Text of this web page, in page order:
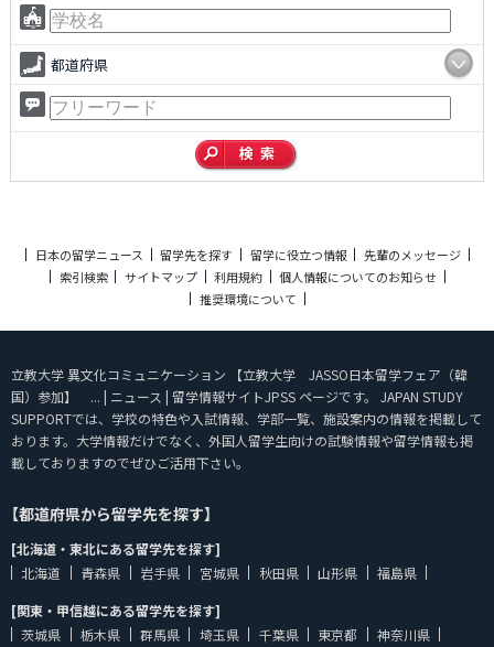
都道府県
日本の留学ニュース 留学先を探す 留学に役立つ情報
先輩のメッセージ
索引検索
サイトマップ 利用規約
個人情報についてのお知らせ
推奨環境について
立教大学 異文化コミュニケーション 【立教大学 JASSO日本留学フェア（韓
国）参加】 ... | ニュース | 留学情報サイトJPSS ページです。 JAPAN STUDY
SUPPORTでは、学校の特色や入試情報、学部一覧、施設案内の情報を掲載して
おります。大学情報だけでなく、外国人留学生向けの試験情報や留学情報も掲
載しておりますのでぜひご活用下さい。
【都道府県から留学先を探す】
[北海道・東北にある留学先を探す]
北海道
青森県 岩手県 宮城県 秋田県 山形県
福島県
[関東・甲信越にある留学先を探す]
茨城県
栃木県 群馬県 埼玉県 千葉県 東京都
神奈川県